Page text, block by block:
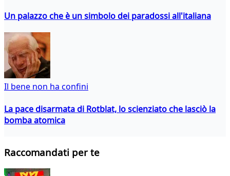
Un palazzo che è un simbolo dei paradossi all'italiana
Il bene non ha confini
La pace disarmata di Rotblat, lo scienziato che lasciò la
bomba atomica
Raccomandati per te